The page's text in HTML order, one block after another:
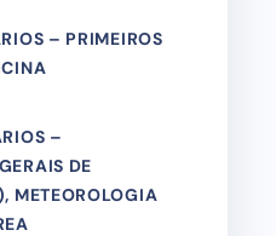
– PRIMEIROS
–
DE
METEOROLOGIA